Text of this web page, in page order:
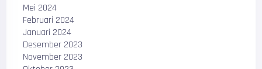
Mei 2024
Februari 2024
Januari 2024
Desember 2023
November 2023